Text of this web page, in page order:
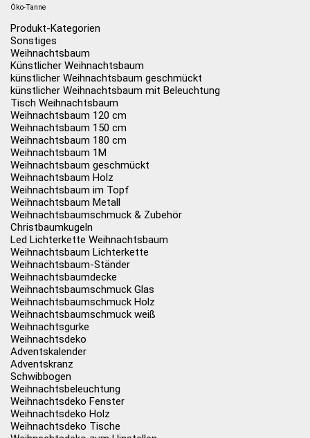
Öko-Tanne
Produkt-Kategorien
Sonstiges
Weihnachtsbaum
Künstlicher Weihnachtsbaum
künstlicher Weihnachtsbaum geschmückt
künstlicher Weihnachtsbaum mit Beleuchtung
Tisch Weihnachtsbaum
Weihnachtsbaum 120 cm
Weihnachtsbaum 150 cm
Weihnachtsbaum 180 cm
Weihnachtsbaum 1M
Weihnachtsbaum geschmückt
Weihnachtsbaum Holz
Weihnachtsbaum im Topf
Weihnachtsbaum Metall
Weihnachtsbaumschmuck & Zubehör
Christbaumkugeln
Led Lichterkette Weihnachtsbaum
Weihnachtsbaum Lichterkette
Weihnachtsbaum-Ständer
Weihnachtsbaumdecke
Weihnachtsbaumschmuck Glas
Weihnachtsbaumschmuck Holz
Weihnachtsbaumschmuck weiß
Weihnachtsgurke
Weihnachtsdeko
Adventskalender
Adventskranz
Schwibbogen
Weihnachtsbeleuchtung
Weihnachtsdeko Fenster
Weihnachtsdeko Holz
Weihnachtsdeko Tische